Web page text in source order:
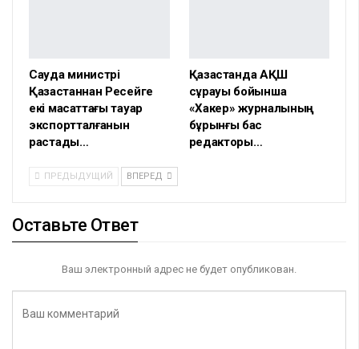
Сауда министрі
Қазақстаннан Ресейге
екі мақсаттағы тауар
экспортталғанын
растады…
Қазақстанда АҚШ
сұрауы бойынша
«Хакер» журналының
бұрынғы бас
редакторы…
ПРЕДЫДУЩИЙ ВПЕРЕД
Оставьте Ответ
Ваш электронный адрес не будет опубликован.